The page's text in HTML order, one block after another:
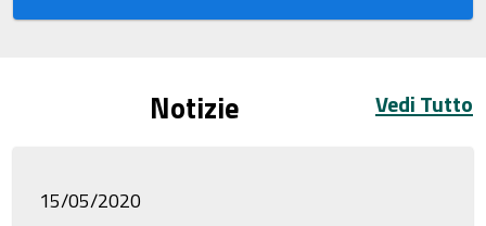
Notizie Vedi Tutto
15/05/2020